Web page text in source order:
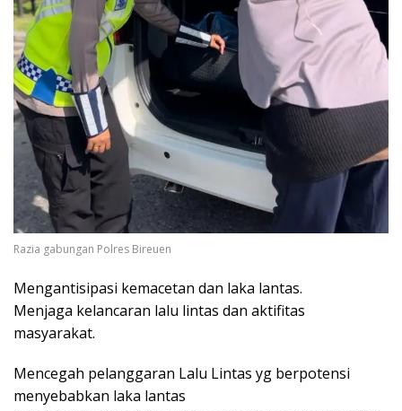
Razia gabungan Polres Bireuen
Mengantisipasi kemacetan dan laka lantas.
Menjaga kelancaran lalu lintas dan aktifitas
masyarakat.
Mencegah pelanggaran Lalu Lintas yg berpotensi
menyebabkan laka lantas